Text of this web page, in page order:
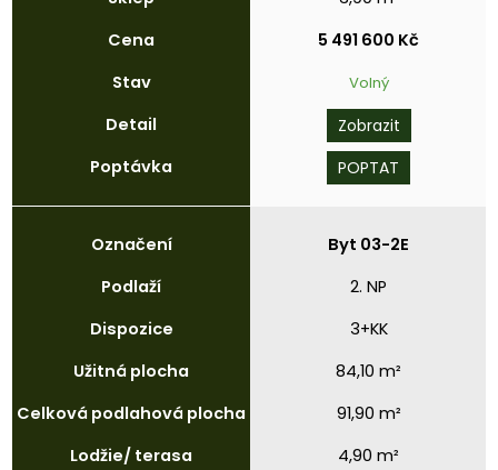
Cena
Stav
Detail
Poptávka
5 491 600 Kč
Volný
Zobrazit
POPTAT
Označení
Podlaží
Dispozice
Užitná plocha
Celková podlahová plocha
Lodžie/ terasa
Byt 03-2E
2. NP
3+KK
84,10 m²
91,90 m²
4,90 m²